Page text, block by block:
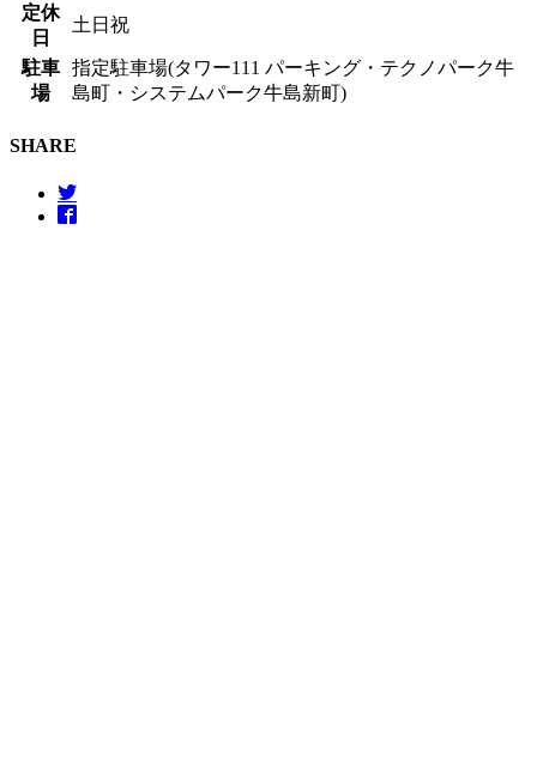
定休
日
土日祝
駐車
場
指定駐車場(タワー111 パーキング・テクノパーク牛
島町・システムパーク牛島新町)
SHARE